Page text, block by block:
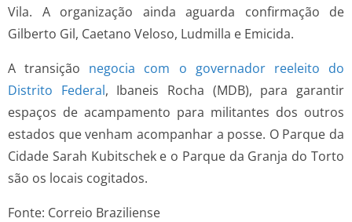
Vila. A organização ainda aguarda confirmação de
Gilberto Gil, Caetano Veloso, Ludmilla e Emicida.
A transição negocia com o governador reeleito do
Distrito Federal, Ibaneis Rocha (MDB), para garantir
espaços de acampamento para militantes dos outros
estados que venham acompanhar a posse. O Parque da
Cidade Sarah Kubitschek e o Parque da Granja do Torto
são os locais cogitados.
Fonte: Correio Braziliense